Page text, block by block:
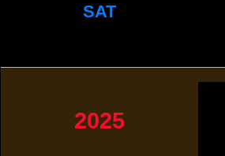
SAT
2025